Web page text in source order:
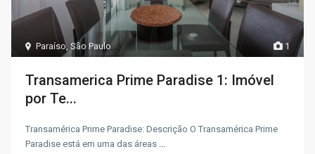
1
Paraíso,São Paulo
Transamerica Prime Paradise 1: Imóvel
por Te...
Transamérica Prime Paradise: Descrição O Transamérica Prime
Paradise está em uma das áreas ...